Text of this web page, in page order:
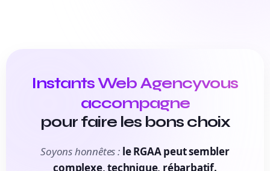
Instants Web Agencyvous
accompagne
pour faire les bons choix
Soyons honnêtes : le RGAA peut sembler
complexe, technique, rébarbatif.